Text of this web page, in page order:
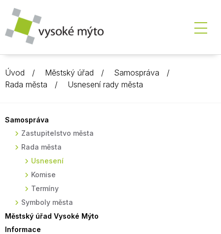
Úvod Městský úřad
Samospráva
Rada města
Usnesení rady města
Samospráva
Zastupitelstvo města
Rada města
Usnesení
Komise
Termíny
Symboly města
Městský úřad Vysoké Mýto
Informace